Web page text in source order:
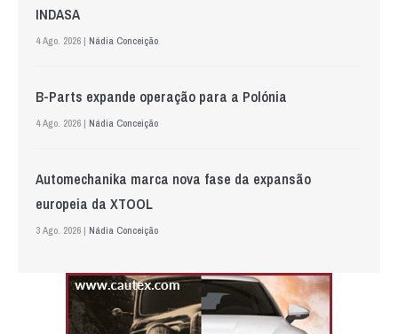
INDASA
4 Ago. 2026 | Nádia Conceição
B-Parts expande operação para a Polónia
4 Ago. 2026 | Nádia Conceição
Automechanika marca nova fase da expansão
europeia da XTOOL
3 Ago. 2026 | Nádia Conceição